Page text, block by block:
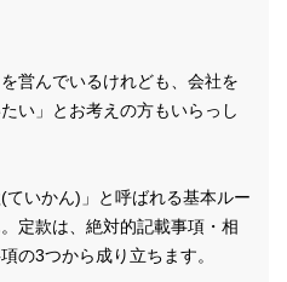
営んでいるけれども、会社を
い」とお考えの方もいらっし
いかん)」と呼ばれる基本ルー
定款は、絶対的記載事項・相
の3つから成り立ちます。